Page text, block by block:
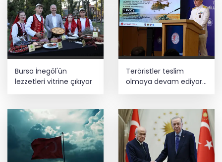
Yaşlı ve engelli aylıkları artışlı
hesaplarda
MGK bugün toplanıyor... Gündem
'Terörsüz Türkiye'
rekor... Albümdeki 10 şarkının tamamı
Top 50'ye girdi
Bursa İnegöl'ün
lezzetleri vitrine çıkıyor
Teröristler teslim
olmaya devam ediyor...